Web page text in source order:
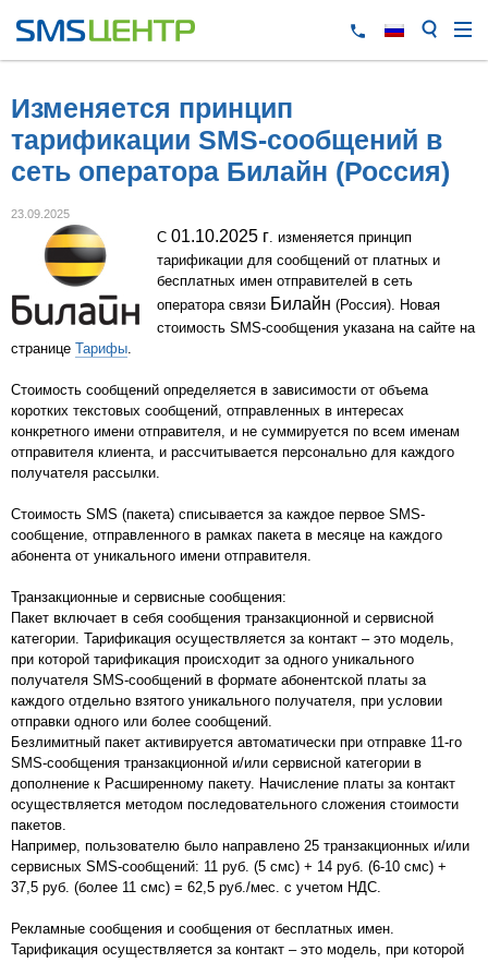
Изменяется принцип
тарификации SMS-сообщений в
сеть оператора Билайн (Россия)
23.09.2025
С 01.10.2025 г. изменяется принцип
тарификации для сообщений от платных и
бесплатных имен отправителей в сеть
оператора связи Билайн (Россия). Новая
стоимость SMS-сообщения указана на сайте на
странице Тарифы.
Стоимость сообщений определяется в зависимости от объема
коротких текстовых сообщений, отправленных в интересах
конкретного имени отправителя, и не суммируется по всем именам
отправителя клиента, и рассчитывается персонально для каждого
получателя рассылки.
Стоимость SMS (пакета) списывается за каждое первое SMS-
сообщение, отправленного в рамках пакета в месяце на каждого
абонента от уникального имени отправителя.
Транзакционные и сервисные сообщения:
Пакет включает в себя сообщения транзакционной и сервисной
категории. Тарификация осуществляется за контакт – это модель,
при которой тарификация происходит за одного уникального
получателя SMS-сообщений в формате абонентской платы за
каждого отдельно взятого уникального получателя, при условии
отправки одного или более сообщений.
Безлимитный пакет активируется автоматически при отправке 11-го
SMS-сообщения транзакционной и/или сервисной категории в
дополнение к Расширенному пакету. Начисление платы за контакт
осуществляется методом последовательного сложения стоимости
пакетов.
Например, пользователю было направлено 25 транзакционных и/или
сервисных SMS-сообщений: 11 руб. (5 смс) + 14 руб. (6-10 смс) +
37,5 руб. (более 11 смс) = 62,5 руб./мес. с учетом НДС.
Рекламные сообщения и сообщения от бесплатных имен.
Тарификация осуществляется за контакт – это модель, при которой